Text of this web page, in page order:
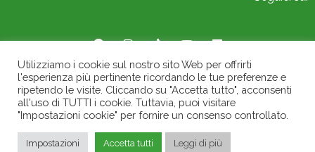
© 2022 Sporting A.S.D. Sala Consilina. All Rights Reserved.
Utilizziamo i cookie sul nostro sito Web per offrirti
l'esperienza più pertinente ricordando le tue preferenze e
ripetendo le visite. Cliccando su "Accetta tutto", acconsenti
all'uso di TUTTI i cookie. Tuttavia, puoi visitare
"Impostazioni cookie" per fornire un consenso controllato.
Impostazioni Accetta tutti Leggi di più